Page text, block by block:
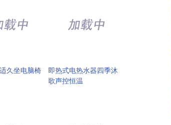
久坐电脑椅
即热式电热水器四季沐
歌声控恒温